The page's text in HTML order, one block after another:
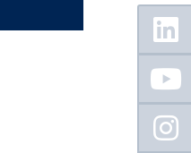
Floating
Sidebar